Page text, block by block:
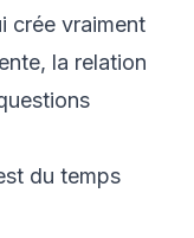
crée vraiment
la relation
du temps